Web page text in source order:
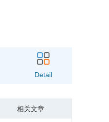
Detail
相关文章